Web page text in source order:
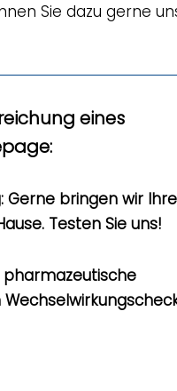
Sie dazu gerne
eines
Gerne bringen wir Ihre
Testen Sie uns!